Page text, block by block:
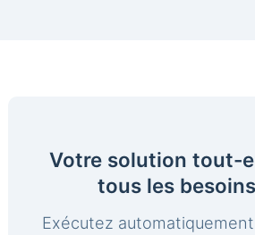
Votre solution tout-
tous les
Exécutez